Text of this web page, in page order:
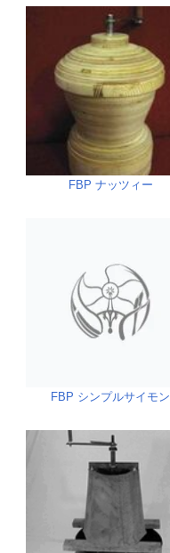
FBP ナッツィー
FBP シンプルサイモン